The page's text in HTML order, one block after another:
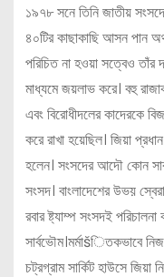
১৯৭৮ সনে তিনি জাতীয়
৪০টির কাছাকাছি আসন পান
পরিচিত না হওয়া সত্বেও তাঁর
মাধ্যমে জয়লাভ করে। বহু
এবং বিরোধীদলের কাদেরকে
করে রাখা হয়েছিল। জিয়া
হলেন। সংসদের আদৌ কোন
সংসদ। বাংলাদেশের উভয়
রবার ষ্ট্যাম্প সংসদই
সার্বভৌম।মর্মাšিতকভাবে
চট্রগ্রাম সার্কিট হাউসে